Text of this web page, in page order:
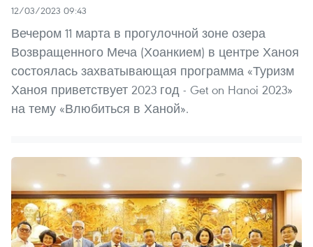
12/03/2023 09:43
Вечером 11 марта в прогулочной зоне озера
Возвращенного Меча (Хоанкием) в центре Ханоя
состоялась захватывающая программа «Туризм
Ханоя приветствует 2023 год - Get on Hanoi 2023»
на тему «Влюбиться в Ханой».